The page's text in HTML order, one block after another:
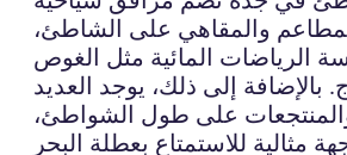
والمقاهي على الشاطئ،
الرياضات المائية مثل الغوص
بالإضافة إلى ذلك، يوجد العديد
على طول الشواطئ،